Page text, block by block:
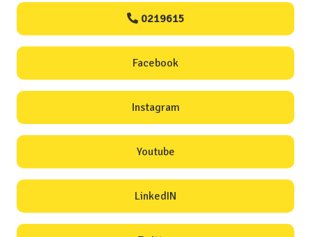
0219615
Facebook
Instagram
Youtube
LinkedIN